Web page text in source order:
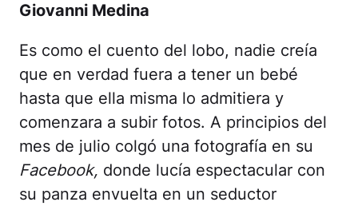
Giovanni Medina
Es como el cuento del lobo, nadie creía
que en verdad fuera a tener un bebé
hasta que ella misma lo admitiera y
comenzara a subir fotos. A principios del
mes de julio colgó una fotografía en su
Facebook, donde lucía espectacular con
su panza envuelta en un seductor